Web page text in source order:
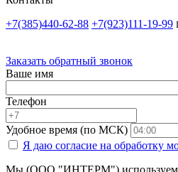
+7(385)440-62-88 +7(923)111-19-99
Заказать обратный звонок
Ваше имя
Телефон
Удобное время (по МСК)
Я даю согласие на обработку
Мы (ООО "ИНТЕРМ") используем